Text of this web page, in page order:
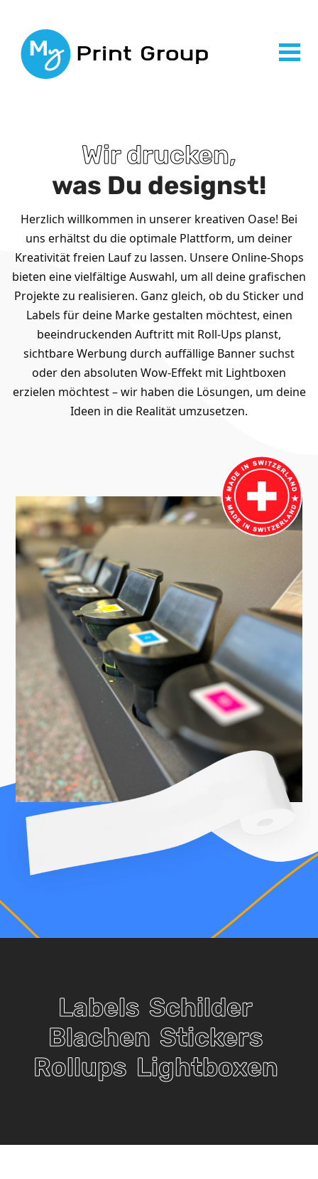
Wir drucken,
was Du designst!
Herzlich willkommen in unserer kreativen Oase! Bei
uns erhältst du die optimale Plattform, um deiner
Kreativität freien Lauf zu lassen. Unsere Online-Shops
bieten eine vielfältige Auswahl, um all deine grafischen
Projekte zu realisieren. Ganz gleich, ob du Sticker und
Labels für deine Marke gestalten möchtest, einen
beeindruckenden Auftritt mit Roll-Ups planst,
sichtbare Werbung durch auffällige Banner suchst
oder den absoluten Wow-Effekt mit Lightboxen
erzielen möchtest – wir haben die Lösungen, um deine
Ideen in die Realität umzusetzen.
Labels Schilder
Blachen Stickers
Rollups Lightboxen